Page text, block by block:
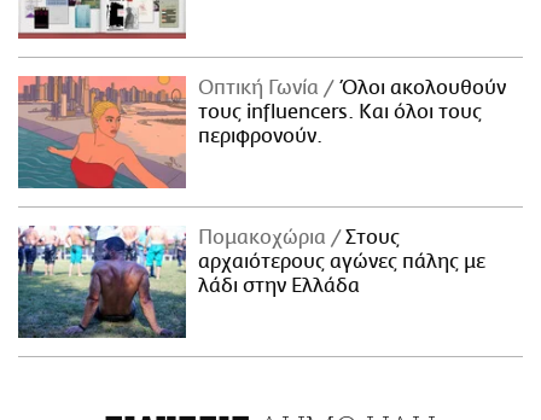
Οπτική Γωνία
Όλοι ακολουθούν
τους influencers. Και όλοι τους
περιφρονούν.
Πομακοχώρια
Στους
αρχαιότερους αγώνες πάλης με
λάδι στην Ελλάδα